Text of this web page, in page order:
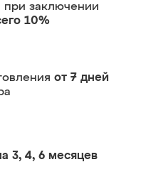
при заключении
10%
от 7 дней
3, 4, 6 месяцев